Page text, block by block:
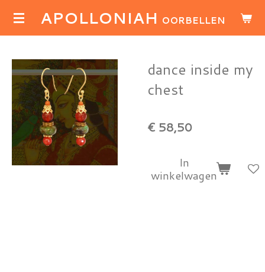
Ga
de
hoofdinhoud
APOLLONIAH OORBELLEN
dance inside my
chest
€ 58,50
In
winkelwagen